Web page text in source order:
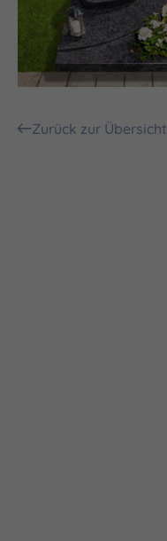
Zurück zur Übersicht